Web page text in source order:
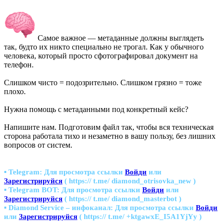
Самое важное — метаданные должны выглядеть
так, будто их никто специально не трогал. Как у обычного
человека, который просто сфотографировал документ на
телефон.
Слишком чисто = подозрительно. Слишком грязно = тоже
плохо.
Нужна помощь с метаданными под конкретный кейс?
Напишите нам. Подготовим файл так, чтобы вся техническая
сторона работала тихо и незаметно в вашу пользу, без лишних
вопросов от систем.
▪ Telegram: Для просмотра ссылки Войди или
Зарегистрируйся ( https:// t.me/ diamond_otrisovka_new )
▪ Telegram BOT: Для просмотра ссылки Войди или
Зарегистрируйся ( https:// t.me/ diamond_masterbot )
▪ Diamond Service – инфоканал: Для просмотра ссылки Войди
или Зарегистрируйся ( https:// t.me/ +ktgawxE_I5A1YjYy )